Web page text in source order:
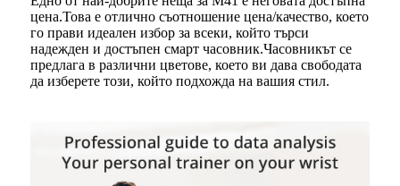
цена.Това е отлично съотношение цена/качество, което
го прави идеален избор за всеки, който търси
надежден и достъпен смарт часовник.Часовникът се
предлага в различни цветове, което ви дава свободата
да изберете този, който подхожда на вашия стил.